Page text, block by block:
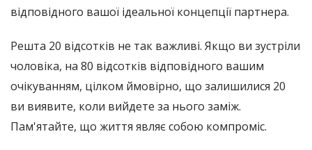
відповідного вашої ідеальної концепції партнера.
Решта 20 відсотків не так важливі. Якщо ви зустріли
чоловіка, на 80 відсотків відповідного вашим
очікуванням, цілком ймовірно, що залишилися 20
ви виявите, коли вийдете за нього заміж.
Пам'ятайте, що життя являє собою компроміс.